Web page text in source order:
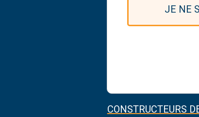
JE NE
CONSTRUCTEURS